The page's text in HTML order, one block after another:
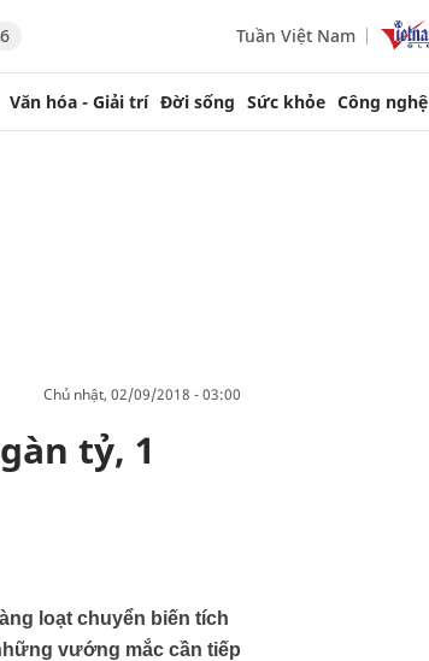
Tuần Việt Nam
Văn hóa - Giải trí Đời sống Sức khỏe Công nghệ
chủ nhật, 02/09/2018 - 03:00
tỷ, 1
loạt chuyển biến tích
vướng mắc cần tiếp